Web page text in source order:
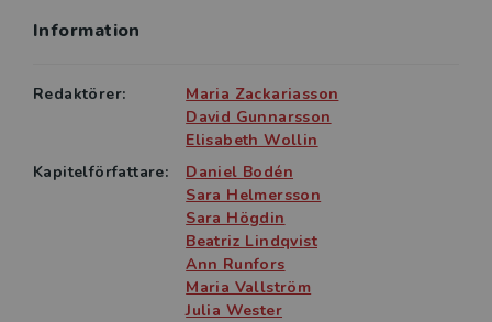
vardagliga arbetet och introducerar de
kontrastering och dramatisering i relation till
skolkontexten. På så sätt bidrar boken till att bredda
blivande och verksamma lärares förståelse för
skolpraktiken. Dessutom erbjuder den läsaren
redskap för att se, reflektera över och utveckla det
egna handlandet, något som i förlängningen kan bidra
till förändring av praktiken.
Information
Redaktörer:
Maria Zackariasson
David Gunnarsson
Elisabeth Wollin
Kapitelförfattare:
Daniel Bodén
Sara Helmersson
Sara Högdin
Beatriz Lindqvist
Ann Runfors
Maria Vallström
Julia Wester